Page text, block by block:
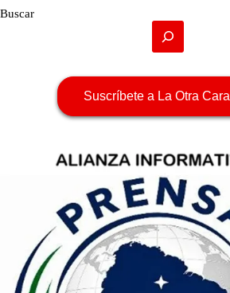
Buscar
Suscríbete a La Otra Cara